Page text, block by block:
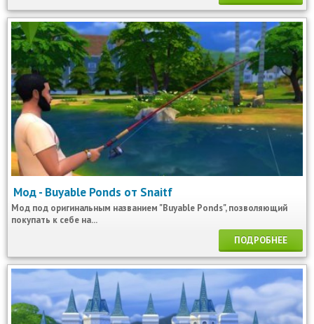
Мод - Buyable Ponds от Snaitf
Мод под оригинальным названием "Buyable Ponds", позволяющий
покупать к себе на...
ПОДРОБНЕЕ